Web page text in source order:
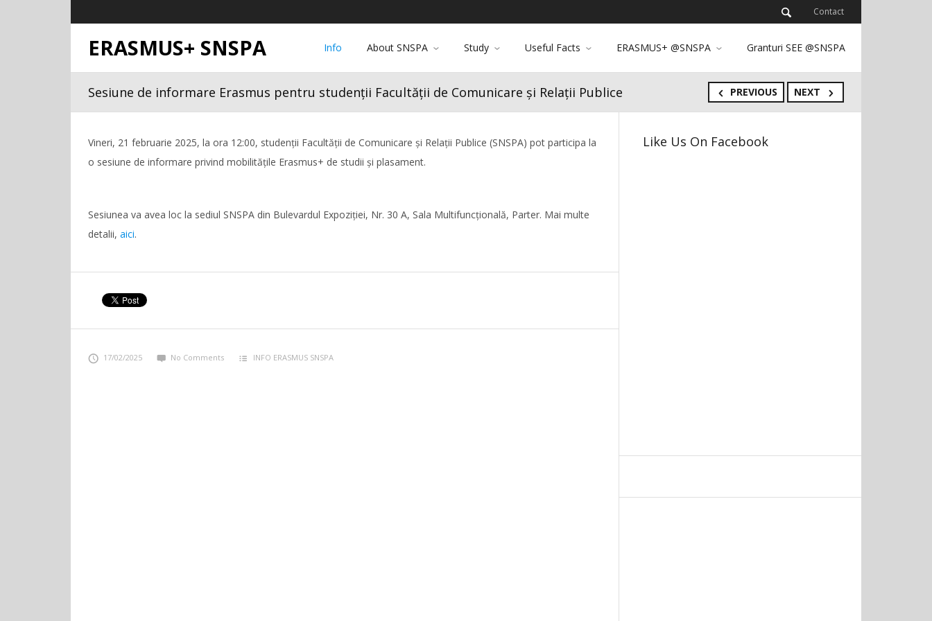
Contact
ERASMUS+ SNSPA Info About SNSPA Study Useful Facts ERASMUS+ @SNSPA Granturi SEE @SNSPA
PREVIOUS NEXT
Sesiune de informare Erasmus pentru studenții Facultății de Comunicare și Relații Publice
Vineri, 21 februarie 2025, la ora 12:00, studenții Facultății de Comunicare și Relații Publice (SNSPA) pot participa la
o sesiune de informare privind mobilitățile Erasmus+ de studii și plasament.
Sesiunea va avea loc la sediul SNSPA din Bulevardul Expoziției, Nr. 30 A, Sala Multifuncțională, Parter. Mai multe
detalii, aici.
17/02/2025 No Comments INFO ERASMUS SNSPA
Like Us On Facebook